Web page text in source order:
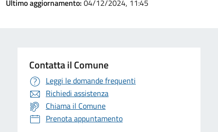
Ultimo aggiornamento: 04/12/2024, 11:45
Contatta il Comune
Leggi le domande frequenti
Richiedi assistenza
Chiama il Comune
Prenota appuntamento